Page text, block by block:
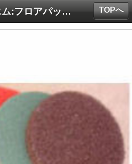
スリーエム:フロアパッド 白 9インチ(230mm) TOPへ